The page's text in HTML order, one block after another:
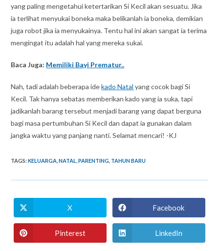
yang paling mengetahui ketertarikan Si Kecil akan sesuatu. Jika
ia terlihat menyukai boneka maka belikanlah ia boneka, demikian
juga robot jika ia menyukainya. Tentu hal ini akan sangat ia terima
mengingat itu adalah hal yang mereka sukai.
Baca Juga: Memiliki Bayi Prematur..
Nah, tadi adalah beberapa idekado Natal yang cocok bagi Si
Kecil. Tak hanya sebatas memberikan kado yang ia suka, tapi
jadikanlah barang tersebut menjadi barang yang dapat berguna
bagi masa pertumbuhan Si Kecil dan dapat ia gunakan dalam
jangka waktu yang panjang nanti. Selamat mencari! -KJ
TAGS:KELUARGA NATAL PARENTING TAHUN BARU
X Facebook
Pinterest LinkedIn